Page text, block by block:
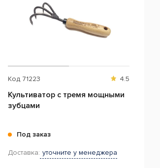
Код 71223 4.5
Культиватор с тремя мощными
зубцами
Под заказ
Доставка: уточните у менеджера